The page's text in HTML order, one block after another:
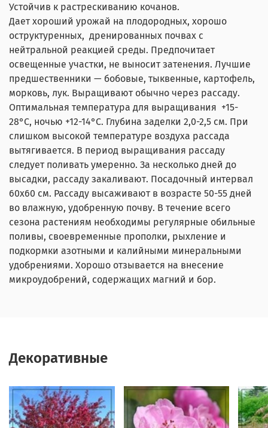
Устойчив к растрескиванию кочанов.
Дает хороший урожай на плодородных, хорошо
оструктуренных, дренированных почвах с
нейтральной реакцией среды. Предпочитает
освещенные участки, не выносит затенения. Лучшие
предшественники — бобовые, тыквенные, картофель,
морковь, лук. Выращивают обычно через рассаду.
Оптимальная температура для выращивания +15-
28°С, ночью +12-14°С. Глубина заделки 2,0-2,5 см. При
слишком высокой температуре воздуха рассада
вытягивается. В период выращивания рассаду
следует поливать умеренно. За несколько дней до
высадки, рассаду закаливают. Посадочный интервал
60х60 см. Рассаду высаживают в возрасте 50-55 дней
во влажную, удобренную почву. В течение всего
сезона растениям необходимы регулярные обильные
поливы, своевременные прополки, рыхление и
подкормки азотными и калийными минеральными
удобрениями. Хорошо отзывается на внесение
микроудобрений, содержащих магний и бор.
Декоративные